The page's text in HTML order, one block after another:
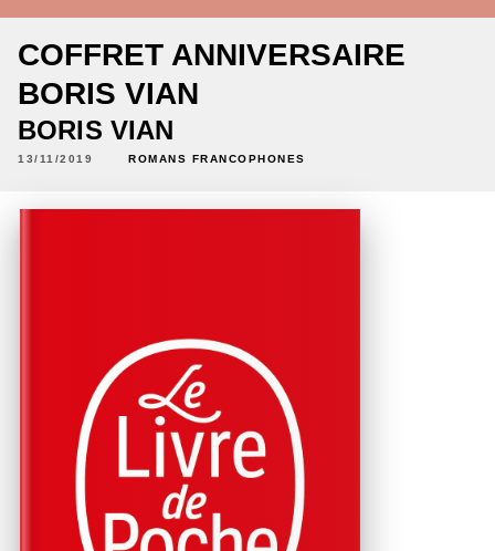
COFFRET ANNIVERSAIRE
BORIS VIAN
BORIS VIAN
13/11/2019 ROMANS FRANCOPHONES